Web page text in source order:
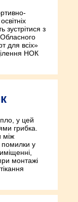
зустрітися з
для всіх»
НОК
у цей
грибка.
між
помилки у
монтажі